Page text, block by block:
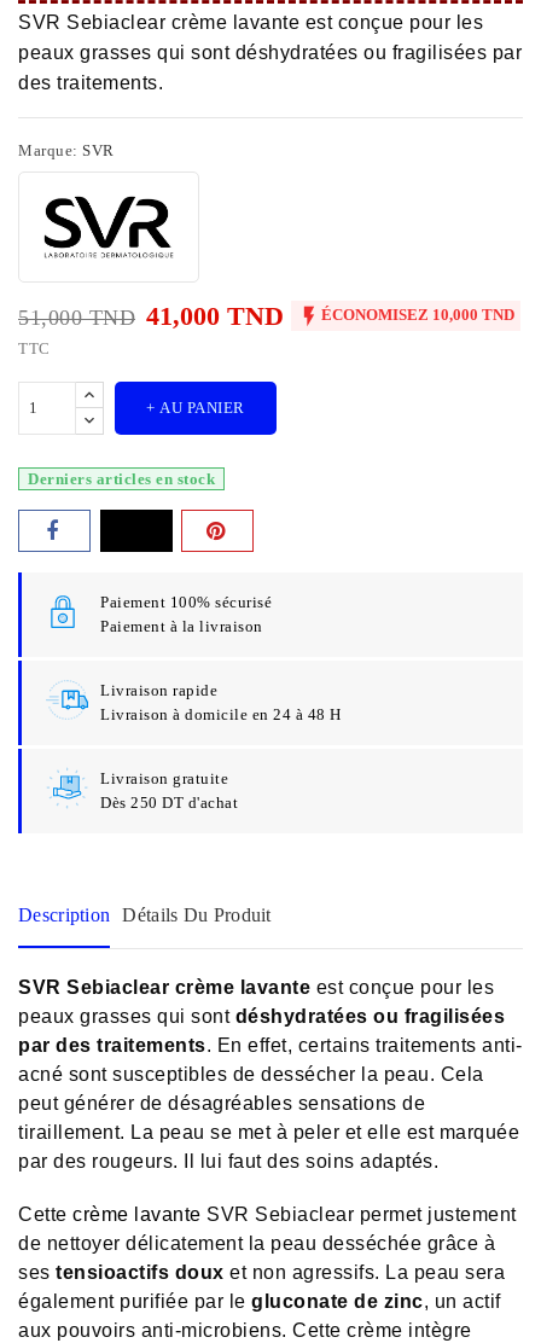
SVR Sebiaclear crème lavante est conçue pour les
peaux grasses qui sont déshydratées ou fragilisées par
des traitements.
Marque: SVR
51,000 TND 41,000 TND  ÉCONOMISEZ 10,000 TND
TTC
+ AU PANIER
Derniers articles en stock
Paiement 100% sécurisé
Paiement à la livraison
Livraison rapide
Livraison à domicile en 24 à 48 H
Livraison gratuite
Dès 250 DT d'achat
Description Détails Du Produit
SVR Sebiaclear crème lavante est conçue pour les
peaux grasses qui sont déshydratées ou fragilisées
par des traitements. En effet, certains traitements anti-
acné sont susceptibles de dessécher la peau. Cela
peut générer de désagréables sensations de
tiraillement. La peau se met à peler et elle est marquée
par des rougeurs. Il lui faut des soins adaptés.
Cette crème lavante SVR Sebiaclear permet justement
de nettoyer délicatement la peau desséchée grâce à
ses tensioactifs doux et non agressifs. La peau sera
également purifiée par le gluconate de zinc, un actif
aux pouvoirs anti-microbiens. Cette crème intègre